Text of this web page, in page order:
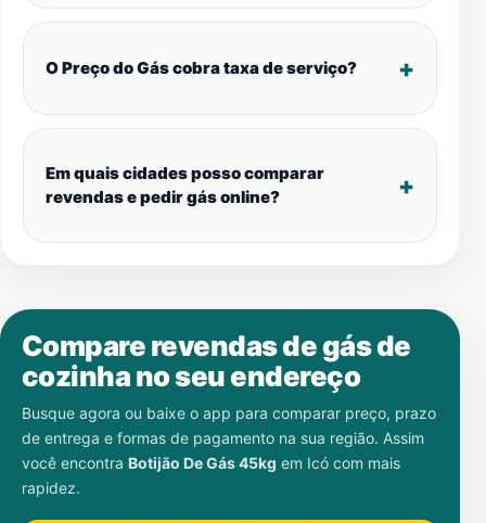
O Preço do Gás cobra taxa de serviço?
Em quais cidades posso comparar
revendas e pedir gás online?
Compare revendas de gás de
cozinha no seu endereço
Busque agora ou baixe o app para comparar preço, prazo
de entrega e formas de pagamento na sua região. Assim
você encontra Botijão De Gás 45kg em Icó com mais
rapidez.